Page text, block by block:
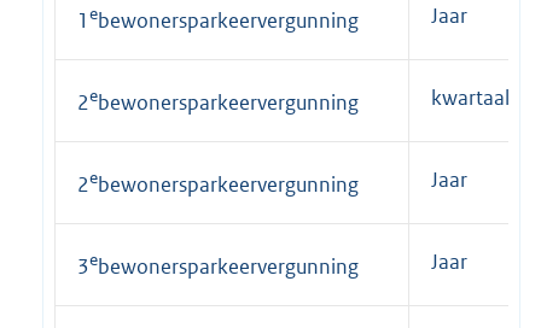
1 ebewonersparkeervergunning Jaar
2ebewonersparkeervergunning kwartaal
2ebewonersparkeervergunning Jaar
3ebewonersparkeervergunning Jaar